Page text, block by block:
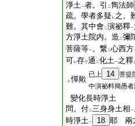
淨土一者。引 二雋法師
疏。學者多疑 レ之。
難。其中會二演祕釋一
方淨土院内。造 二彌
菩薩等一。繋二心西方
可レ存下通 二化土一之釋
レ憚歟
已上 14
菩提
中演祕料簡愚者
變化長時淨土
問。付二三身身土相一
時淨土一 18 耶 兩